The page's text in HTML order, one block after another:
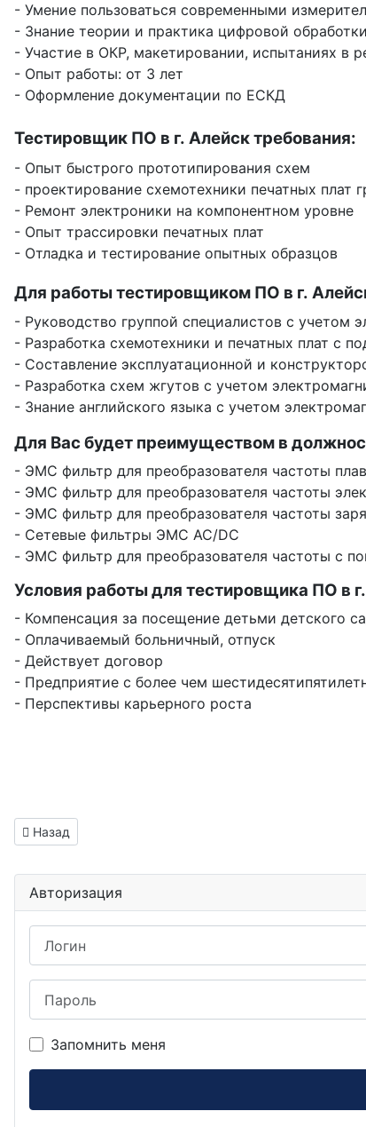
- Умение пользоваться современными
- Знание теории и практика цифровой
- Участие в ОКР, макетировании, испытаниях в
- Опыт работы: от 3 лет
- Оформление документации по ЕСКД
Тестировщик ПО в г. Алейск требования:
- Опыт быстрого прототипирования схем
- проектирование схемотехники печатных плат
- Ремонт электроники на компонентном уровне
- Опыт трассировки печатных плат
- Отладка и тестирование опытных образцов
Для работы тестировщиком ПО в г.
- Руководство группой специалистов с учетом
- Разработка схемотехники и печатных плат с
- Составление эксплуатационной и
- Разработка схем жгутов с учетом
- Знание английского языка с учетом
Для Вас будет преимуществом в
- ЭМС фильтр для преобразователя частоты
- ЭМС фильтр для преобразователя частоты
- ЭМС фильтр для преобразователя частоты
- Сетевые фильтры ЭМС AC/DC
- ЭМС фильтр для преобразователя частоты с
Условия работы для тестировщика ПО в
- Компенсация за посещение детьми детского
- Оплачиваемый больничный, отпуск
- Действует договор
- Предприятие с более чем
- Перспективы карьерного роста
Предыдущий: Тестировщик ПО вакансия Ревда
Назад
Авторизация
Запомнить меня